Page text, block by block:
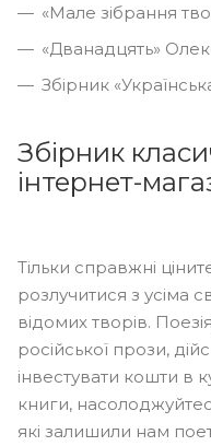
«Мале зібрання
«Дванадцять»
Збірник
Збірник
інтернет-
Тільки справжні
розлучитися з усіма
відомих творів.
російської прози,
інвестувати кошти в
книги,
які залишили нам